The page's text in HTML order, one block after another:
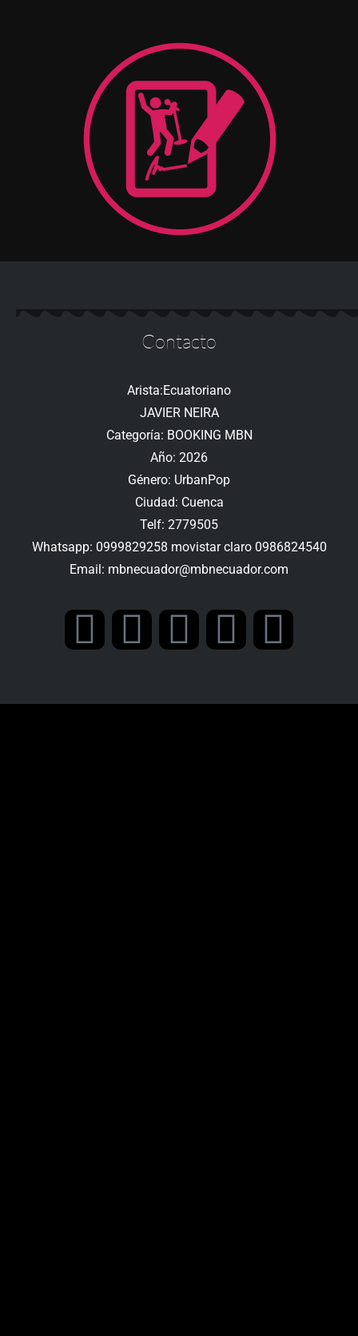
Contacto
Arista:Ecuatoriano
JAVIER NEIRA
Categoría: BOOKING MBN
Año: 2026
Género: UrbanPop
Ciudad: Cuenca
Telf: 2779505
Whatsapp: 0999829258 movistar claro 0986824540
Email: mbnecuador@mbnecuador.com